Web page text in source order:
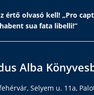
értő olvasó kell! „Pro
habent sua fata libelli!”
Alba
Selyem u. 11a,